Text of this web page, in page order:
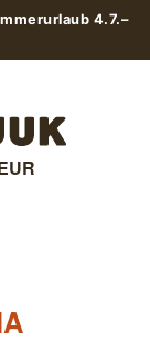
4.7.–